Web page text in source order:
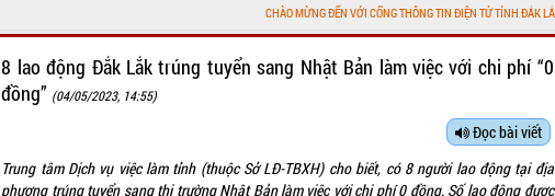
CHÀO MỪNG ĐẾN VỚI CỔNG THÔNG TIN ĐIỆN TỬ TỈNH ĐẮK LẮK
8 lao động Đắk Lắk trúng tuyển sang Nhật Bản làm việc với chi phí “0
đồng” (04/05/2023, 14:55)
Đọc bài viết
Trung tâm Dịch vụ việc làm tỉnh (thuộc Sở LĐ-TBXH) cho biết, có 8 người lao động tại địa
phương trúng tuyển sang thị trường Nhật Bản làm việc với chi phí 0 đồng. Số lao động được